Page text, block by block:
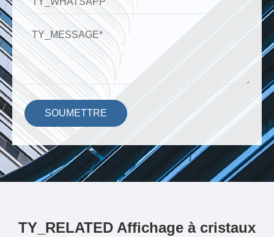
SOUMETTRE
TY_RELATED Affichage à cristaux